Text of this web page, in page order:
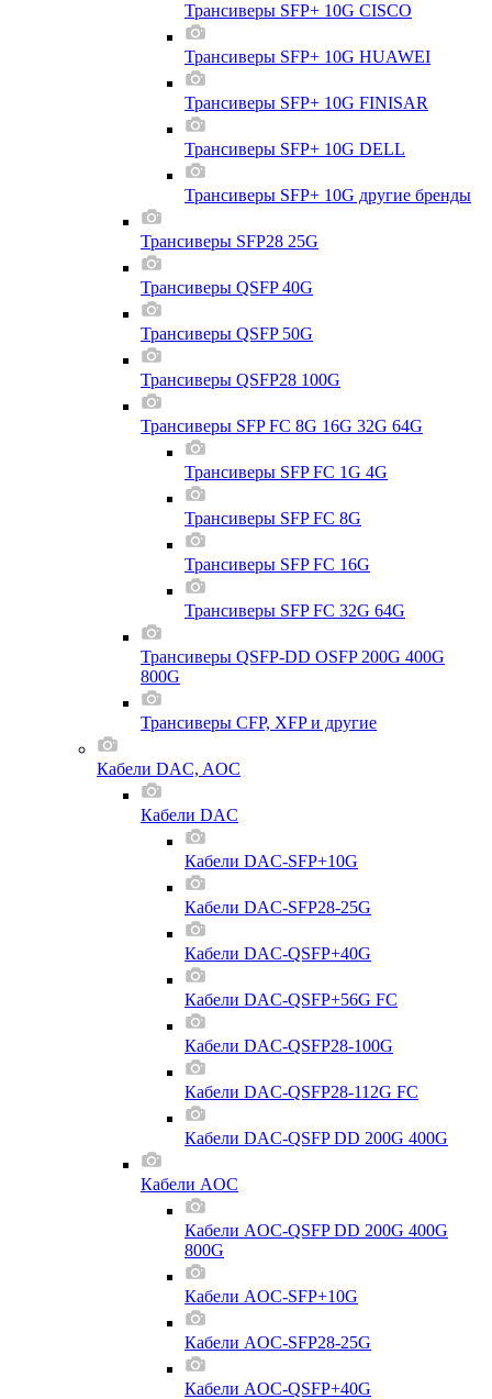
Трансиверы SFP+ 10G CISCO
Трансиверы SFP+ 10G HUAWEI
Трансиверы SFP+ 10G FINISAR
Трансиверы SFP+ 10G DELL
Трансиверы SFP+ 10G другие бренды
Трансиверы SFP28 25G
Трансиверы QSFP 40G
Трансиверы QSFP 50G
Трансиверы QSFP28 100G
Трансиверы SFP FC 8G 16G 32G 64G
Трансиверы SFP FC 1G 4G
Трансиверы SFP FC 8G
Трансиверы SFP FC 16G
Трансиверы SFP FC 32G 64G
Трансиверы QSFP-DD OSFP 200G 400G
800G
Трансиверы CFP, XFP и другие
Кабели DAC, AOC
Кабели DAC
Кабели DAC-SFP+10G
Кабели DAC-SFP28-25G
Кабели DAC-QSFP+40G
Кабели DAC-QSFP+56G FC
Кабели DAC-QSFP28-100G
Кабели DAC-QSFP28-112G FC
Кабели DAC-QSFP DD 200G 400G
Кабели AOC
Кабели AOC-QSFP DD 200G 400G
800G
Кабели AOC-SFP+10G
Кабели AOC-SFP28-25G
Кабели AOC-QSFP+40G